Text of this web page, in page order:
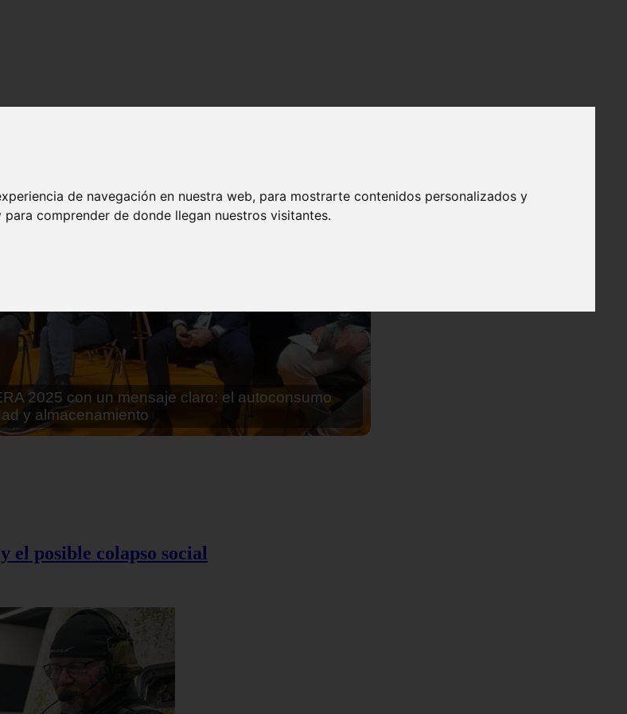
de navegación en nuestra web, para mostrarte contenidos personalizados y
comprender de donde llegan nuestros visitantes.
imposible: Utilizarán moléculas de agua para
el posible colapso social